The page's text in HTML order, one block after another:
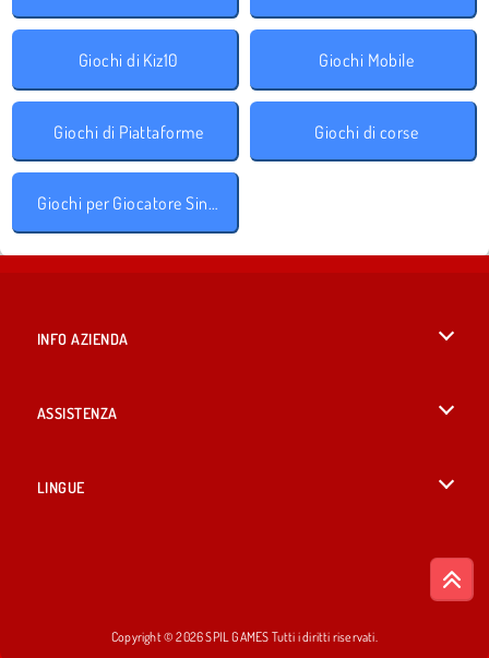
Giochi di Kiz10 Giochi Mobile
Giochi di Piattaforme Giochi di corse
Giochi per Giocatore Singolo
INFO AZIENDA
ASSISTENZA
LINGUE
Copyright © 2026 SPIL GAMES Tutti i diritti riservati.